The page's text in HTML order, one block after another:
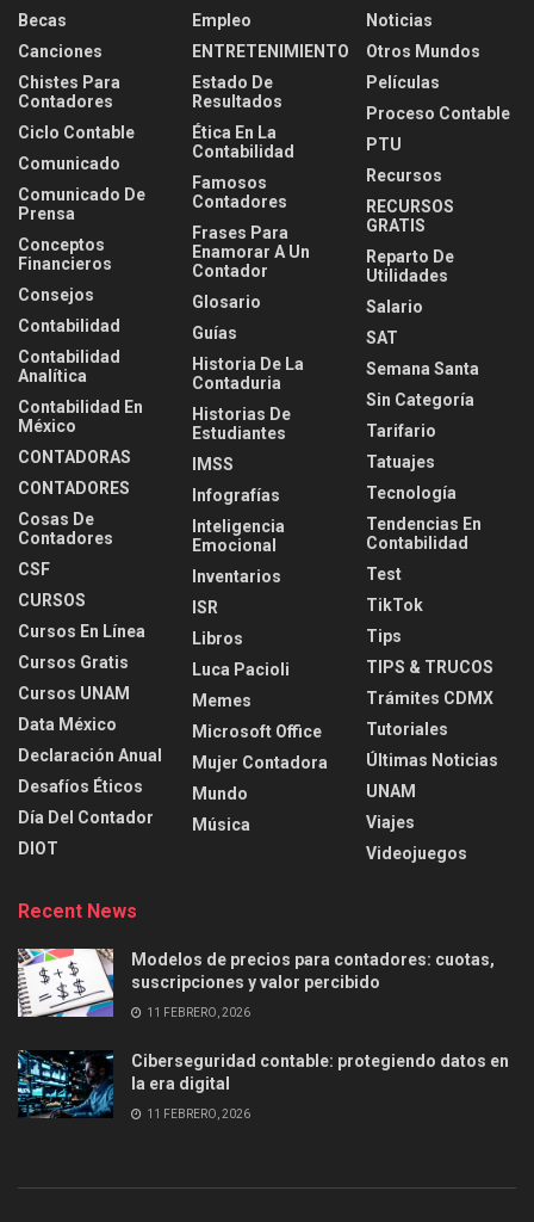
Becas
Canciones
Chistes Para
Contadores
Ciclo Contable
Comunicado
Comunicado De
Prensa
Conceptos
Financieros
Consejos
Contabilidad
Contabilidad
Analítica
Contabilidad En
México
CONTADORAS
CONTADORES
Cosas De
Contadores
CSF
CURSOS
Cursos En Línea
Cursos Gratis
Cursos UNAM
Data México
Declaración Anual
Desafíos Éticos
Día Del Contador
DIOT
Empleo
ENTRETENIMIENTO
Estado De
Resultados
Ética En La
Contabilidad
Famosos
Contadores
Frases Para
Enamorar A Un
Contador
Glosario
Guías
Historia De La
Contaduria
Historias De
Estudiantes
IMSS
Infografías
Inteligencia
Emocional
Inventarios
ISR
Libros
Luca Pacioli
Memes
Microsoft Office
Mujer Contadora
Mundo
Música
Noticias
Otros Mundos
Películas
Proceso Contable
PTU
Recursos
RECURSOS
GRATIS
Reparto De
Utilidades
Salario
SAT
Semana Santa
Sin Categoría
Tarifario
Tatuajes
Tecnología
Tendencias En
Contabilidad
Test
TikTok
Tips
TIPS & TRUCOS
Trámites CDMX
Tutoriales
Últimas Noticias
UNAM
Viajes
Videojuegos
Recent News
Modelos de precios para contadores: cuotas,
suscripciones y valor percibido
11 FEBRERO, 2026
Ciberseguridad contable: protegiendo datos en
la era digital
11 FEBRERO, 2026